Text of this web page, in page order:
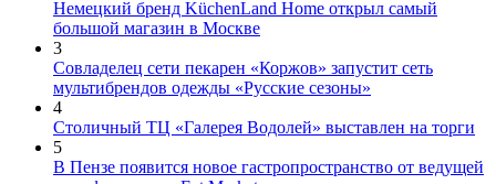
большой магазин в Москве
3
Совладелец сети пекарен «Коржов» запустит сеть
мультибрендов одежды «Русские сезоны»
4
Столичный ТЦ «Галерея Водолей» выставлен на торги
5
В Пензе появится новое гастропространство от ведущей
сети фуд-холлов Eat Market